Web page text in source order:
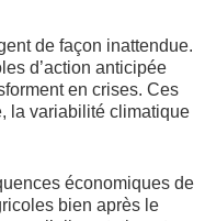
de façon inattendue.
d’action anticipée
en crises. Ces
la variabilité climatique
économiques de
bien après le